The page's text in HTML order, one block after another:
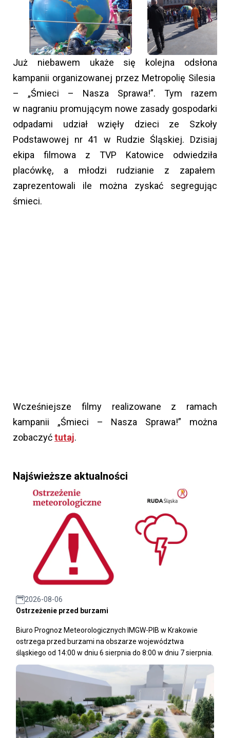
Już niebawem ukaże się kolejna odsłona
kampanii organizowanej przez Metropolię Silesia
– „Śmieci – Nasza Sprawa!”. Tym razem
w nagraniu promującym nowe zasady gospodarki
odpadami udział wzięły dzieci ze Szkoły
Podstawowej nr 41 w Rudzie Śląskiej. Dzisiaj
ekipa filmowa z TVP Katowice odwiedziła
placówkę, a młodzi rudzianie z zapałem
zaprezentowali ile można zyskać segregując
śmieci.
Wcześniejsze filmy realizowane z ramach
kampanii „Śmieci – Nasza Sprawa!” można
zobaczyćtutaj.
Najświeższe aktualności
2026-08-06
Ostrzeżenie przed burzami
Biuro Prognoz Meteorologicznych IMGW-PIB w Krakowie
ostrzega przed burzami na obszarze województwa
śląskiego od 14:00 w dniu 6 sierpnia do 8:00 w dniu 7 sierpnia.